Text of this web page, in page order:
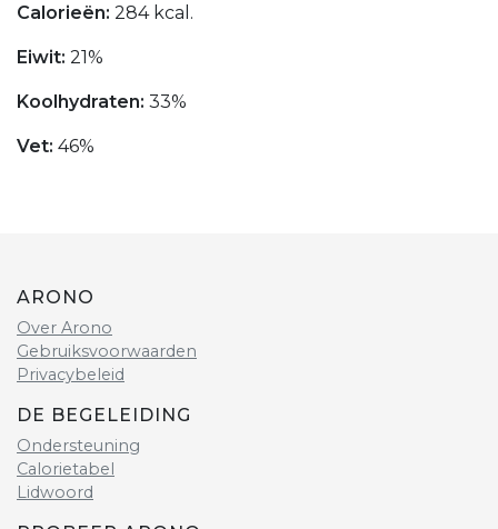
Calorieën: 284 kcal.
Eiwit: 21%
Koolhydraten: 33%
Vet: 46%
ARONO
Over Arono
Gebruiksvoorwaarden
Privacybeleid
DE BEGELEIDING
Ondersteuning
Calorietabel
Lidwoord